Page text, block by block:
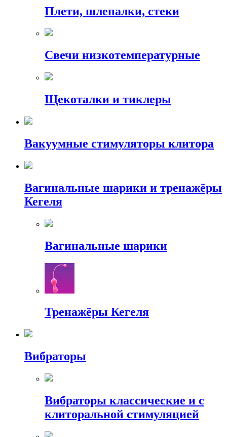
Плети, шлепалки, стеки
Свечи низкотемпературные
Щекоталки и тиклеры
Вакуумные стимуляторы клитора
Вагинальные шарики и тренажёры
Кегеля
Вагинальные шарики
Тренажёры Кегеля
Вибраторы
Вибраторы классические и с
клиторальной стимуляцией